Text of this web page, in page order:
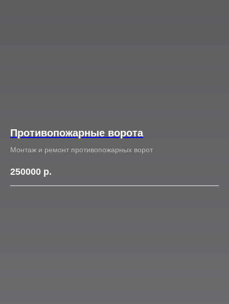
Противопожарные ворота
Монтаж и ремонт противопожарных ворот
250000 р.